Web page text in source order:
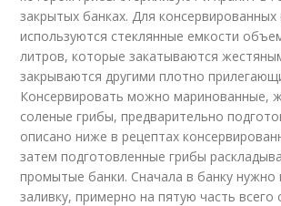
закрытых банках. Для консервированных
используются стеклянные емкости
литров, которые закатываются
закрываются другими плотно
Консервировать можно маринованные,
соленые грибы, предварительно
описано ниже в рецептах
затем подготовленные грибы
промытые банки. Сначала в банку нужно
заливку, примерно на пятую часть